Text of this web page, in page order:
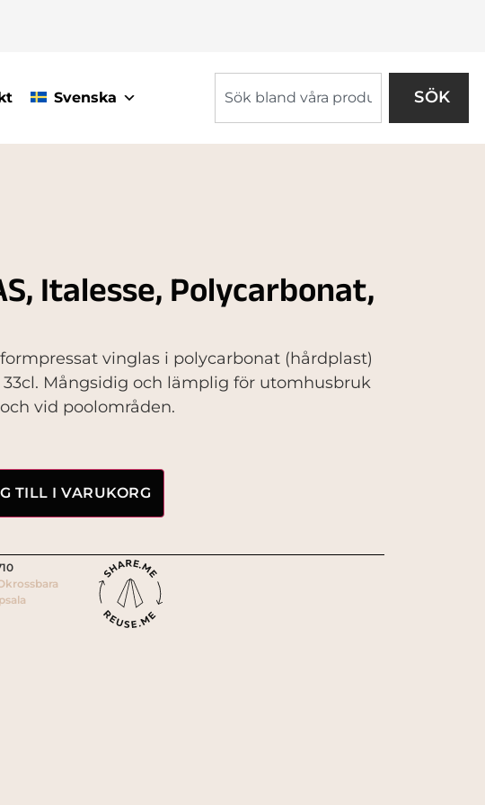
Svenska SÖK
Italesse, Polycarbonat,
vinglas i polycarbonat (hårdplast)
33cl. Mångsidig och lämplig för utomhusbruk
vid poolområden.
TILL I VARUKORG